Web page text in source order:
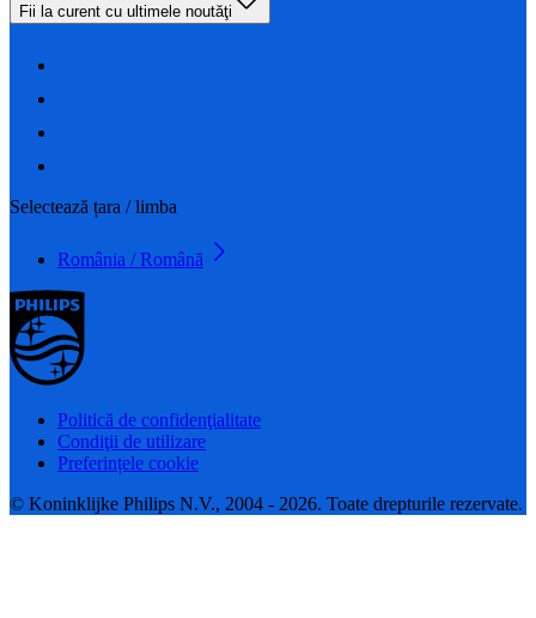
Fii la curent cu ultimele noutăţi
Selectează țara / limba
România / Română
Politică de confidenţialitate
Condiţii de utilizare
Preferințele cookie
© Koninklijke Philips N.V., 2004 - 2026. Toate drepturile rezervate.